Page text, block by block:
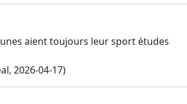
aient toujours leur sport études
2026-04-17)